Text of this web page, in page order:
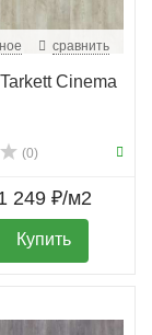
сравнить
Cinema
(0)
249 ₽/м2
Купить